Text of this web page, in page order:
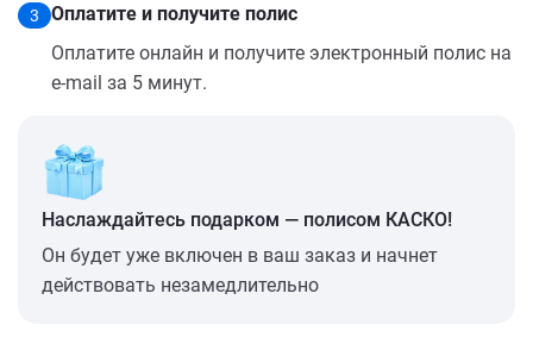
3
Оплатите и получите полис
Оплатите онлайн и получите электронный полис на
e-mail за 5 минут.
Наслаждайтесь подарком — полисом КАСКО!
Он будет уже включен в ваш заказ и начнет
действовать незамедлительно